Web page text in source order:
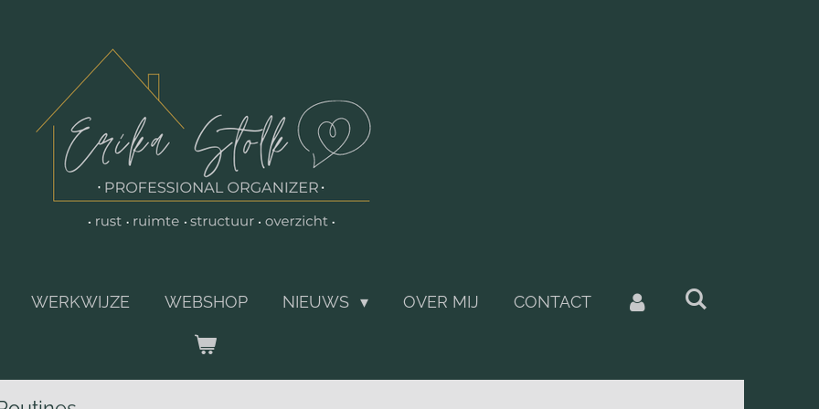
WERKWIJZE WEBSHOP NIEUWS OVER MIJ CONTACT